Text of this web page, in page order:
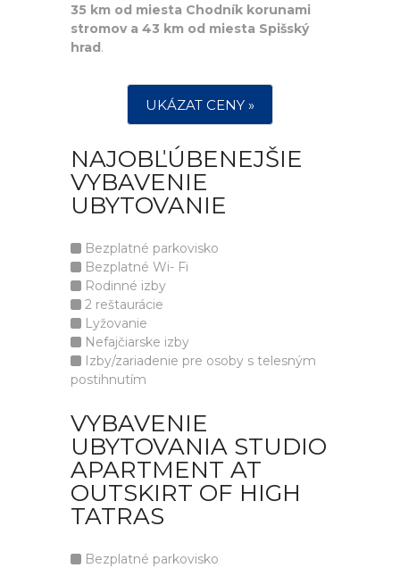
35 km od miesta Chodník korunami
stromov a 43 km od miesta Spišský
hrad.
UKÁZAT CENY »
NAJOBĽÚBENEJŠIE
VYBAVENIE
UBYTOVANIE
Bezplatné parkovisko
Bezplatné Wi- Fi
Rodinné izby
2 reštaurácie
Lyžovanie
Nefajčiarske izby
Izby/zariadenie pre osoby s telesným
postihnutím
VYBAVENIE
UBYTOVANIA STUDIO
APARTMENT AT
OUTSKIRT OF HIGH
TATRAS
Bezplatné parkovisko